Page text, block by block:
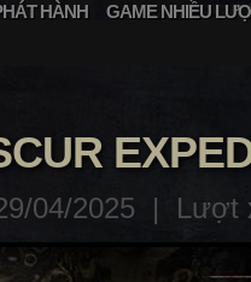
HÀNH GAME NHIỀU
04/2025 | Lượt